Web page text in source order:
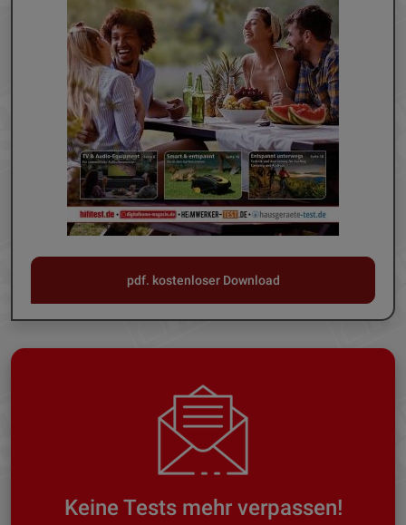
pdf. kostenloser Download
Keine Tests mehr verpassen!